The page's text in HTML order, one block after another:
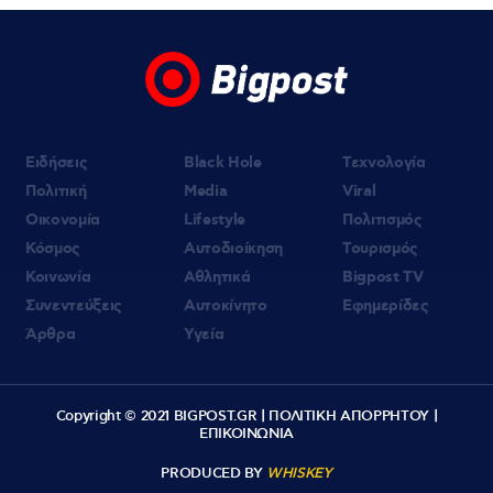
Ειδήσεις
Πολιτική
Οικονομία
Κόσμος
Κοινωνία
Συνεντεύξεις
Άρθρα
Black Hole
Media
Lifestyle
Αυτοδιοίκηση
Αθλητικά
Αυτοκίνητο
Υγεία
Τεχνολογία
Viral
Πολιτισμός
Τουρισμός
Bigpost TV
Εφημερίδες
Copyright © 2021 BIGPOST.GR | ΠΟΛΙΤΙΚΗ ΑΠΟΡΡΗΤΟΥ|
ΕΠΙΚΟΙΝΩΝΙΑ
PRODUCED BY WHISKEY